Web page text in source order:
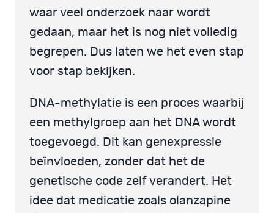
waar veel onderzoek naar wordt
gedaan, maar het is nog niet volledig
begrepen. Dus laten we het even stap
voor stap bekijken.
DNA-methylatie is een proces waarbij
een methylgroep aan het DNA wordt
toegevoegd. Dit kan genexpressie
beïnvloeden, zonder dat het de
genetische code zelf verandert. Het
idee dat medicatie zoals olanzapine